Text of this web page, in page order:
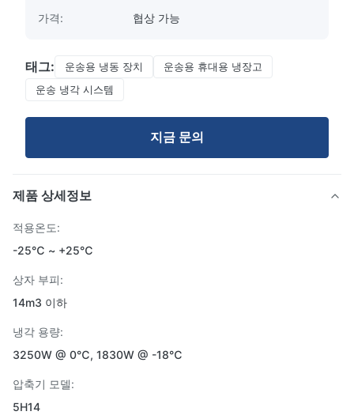
가격:
협상 가능
태그: 운송용 냉동 장치
운송용 휴대용 냉장고
운송 냉각 시스템
지금 문의
제품 상세정보
적용온도:
-25℃ ~ +25℃
상자 부피:
14m3 이하
냉각 용량:
3250W @ 0℃, 1830W @ -18℃
압축기 모델:
5H14